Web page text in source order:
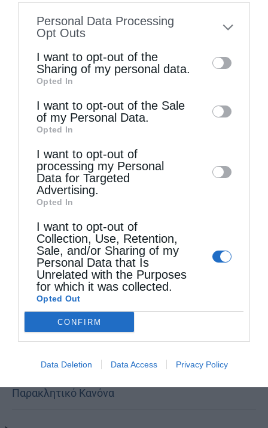
to your opt-out. You may separately opt-out
information by third parties on the IAB’s list
of downstream participants. This
information may also be disclosed by us to
third parties on theIAB’s List of
Downstream Participants
disclose it to other third parties.
Personal Data Processing
Opt Outs
I want to opt-out of the
Sharing of my personal data.
Opted In
I want to opt-out of the Sale
of my Personal Data.
Opted In
I want to opt-out of
processing my Personal
Data for Targeted
Advertising.
Opted In
I want to opt-out of
Collection, Use, Retention,
Sale, and/or Sharing of my
Personal Data that Is
Unrelated with the Purposes
for which it was collected.
Opted Out
CONFIRM
Data Deletion Data Access Privacy Policy
Τελευταία άρθρα
Ελληνικός Ερυθρός Σταυρός: Τι πρέπει να
περιέχει ένα φαρμακείο διακοπών
Η πανήγυρις της Μεταμορφώσεως του Σωτήρος
στη Θεσσαλονίκη
Όταν είσαι ευλαβής
Παρασκευής Παλαιοκάστρου για το Μικρό
Παρακλητικό Κανόνα